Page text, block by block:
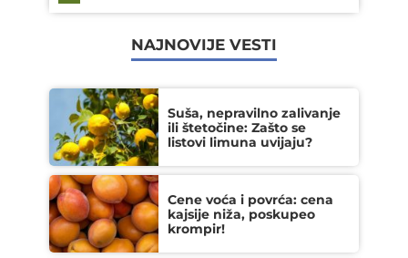
NAJNOVIJE VESTI
Suša, nepravilno zalivanje
ili štetočine: Zašto se
listovi limuna uvijaju?
Cene voća i povrća: cena
kajsije niža, poskupeo
krompir!